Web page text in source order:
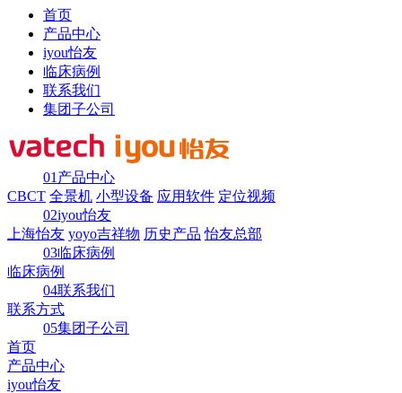
首页
产品中心
iyou怡友
临床病例
联系我们
集团子公司
01 产品中心
CBCT 全景机 小型设备 应用软件 定位视频
02iyou怡友
上海怡友 yoyo吉祥物 历史产品 怡友总部
03临床病例
临床病例
04联系我们
联系方式
05集团子公司
首页
产品中心
iyou怡友